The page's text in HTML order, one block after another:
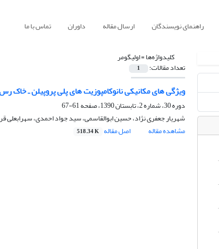
راهنمای نویسندگان ارسال مقاله داوران تماس با ما
کلیدواژه‌ها =اولیگومر
تعداد مقالات: 1
ویژگی های مکانیکی نانوکامپوزیت های پلی پروپیلن ـ
دوره 30، شماره 2، تابستان 1390، صفحه
61-67
شهریار جعفری نژاد، حسین ابوالقاسمی، سید جواد احمدی، سهرابعلی
مشاهده مقاله
اصل مقاله 518.34 K